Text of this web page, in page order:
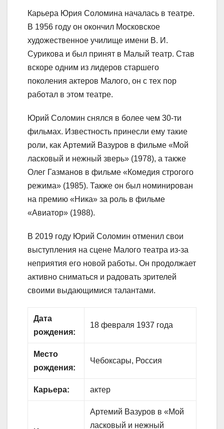
Карьера Юрия Соломина началась в театре.
В 1956 году он окончил Московское
художественное училище имени В. И.
Сурикова и был принят в Малый театр. Став
вскоре одним из лидеров старшего
поколения актеров Малого, он с тех пор
работал в этом театре.
Юрий Соломин снялся в более чем 30-ти
фильмах. Известность принесли ему такие
роли, как Артемий Вазуров в фильме «Мой
ласковый и нежный зверь» (1978), а также
Олег Газманов в фильме «Комедия строгого
режима» (1985). Также он был номинирован
на премию «Ника» за роль в фильме
«Авиатор» (1988).
В 2019 году Юрий Соломин отменил свои
выступления на сцене Малого театра из-за
неприятия его новой работы. Он продолжает
активно сниматься и радовать зрителей
своими выдающимися талантами.
Дата
рождения:
18 февраля 1937 года
Место
рождения:
Чебоксары, Россия
Карьера: актер
Артемий Вазуров в «Мой
ласковый и нежный